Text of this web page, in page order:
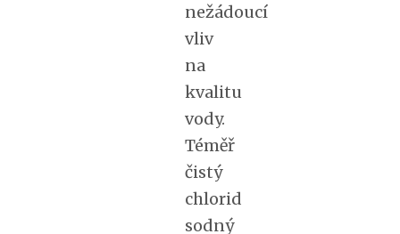
nežádoucí
vliv
na
kvalitu
vody.
Téměř
čistý
chlorid
sodný